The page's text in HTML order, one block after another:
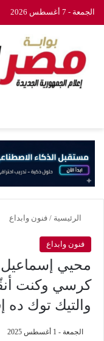
الجمعة - 7 أغسطس 2026
الرئيسية / فنون وابداع
فنون وابداع
كرسي وكنت
والتيك توك ده
الجمعة - 1 أغسطس 2025